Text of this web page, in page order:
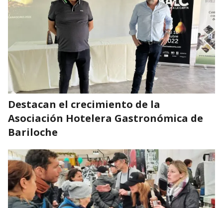
Destacan el crecimiento de la
Asociación Hotelera Gastronómica de
Bariloche